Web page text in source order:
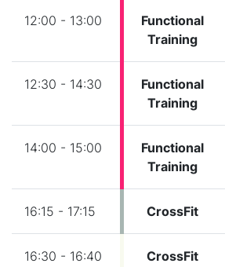
12:00 - 13:00
Functional
Training
12:30 - 14:30
Functional
Training
14:00 - 15:00
Functional
Training
16:15 - 17:15 CrossFit
16:30 - 16:40
CrossFit